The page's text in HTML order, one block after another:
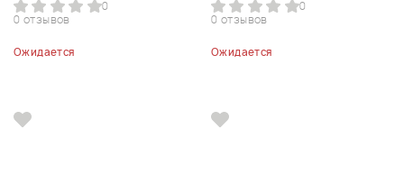
0
0 отзывов
Ожидается
0
0 отзывов
Ожидается